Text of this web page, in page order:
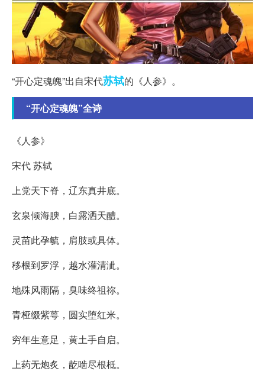
“开心定魂魄”出自宋代苏轼的《人参》。
“开心定魂魄”全诗
《人参》
宋代 苏轼
上党天下脊，辽东真井底。
玄泉倾海腴，白露洒天醴。
灵苗此孕毓，肩肢或具体。
移根到罗浮，越水灌清泚。
地殊风雨隔，臭味终祖祢。
青桠缀紫萼，圆实堕红米。
穷年生意足，黄土手自启。
上药无炮炙，龁啮尽根柢。